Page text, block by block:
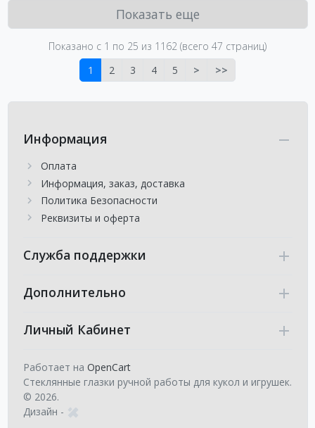
Показать еще
Показано с 1 по 25 из 1162 (всего 47 страниц)
1
2 3 4 5 > >>
Информация
Оплата
Информация, заказ, доставка
Политика Безопасности
Реквизиты и оферта
Служба поддержки
Дополнительно
Личный Кабинет
Работает на OpenCart
Стеклянные глазки ручной работы для кукол и игрушек.
© 2026.
Дизайн -